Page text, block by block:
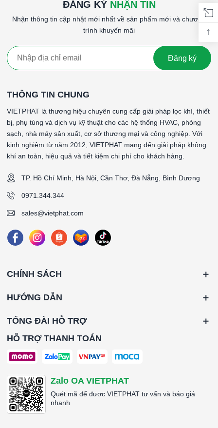
ĐĂNG KÝ NHẬN TIN
Nhận thông tin cập nhật mới nhất về sản phẩm mới và chương
trình khuyến mãi
Đăng ký
THÔNG TIN CHUNG
VIETPHAT là thương hiệu chuyên cung cấp giải pháp lọc khí, thiết
bị, phụ tùng và dịch vụ kỹ thuật cho các hệ thống HVAC, phòng
sạch, nhà máy sản xuất, cơ sở thương mại và công nghiệp. Với
kinh nghiệm từ năm 2012, VIETPHAT mang đến giải pháp không
khí an toàn, hiệu quả và tiết kiệm chi phí cho khách hàng.
TP. Hồ Chí Minh, Hà Nội, Cần Thơ, Đà Nẵng, Bình Dương
0971.344.344
sales@vietphat.com
CHÍNH SÁCH
HƯỚNG DẪN
TỔNG ĐÀI HỖ TRỢ
HỖ TRỢ THANH TOÁN
Zalo OA VIETPHAT
Quét mã để được VIETPHAT tư vấn và báo giá
nhanh
↑